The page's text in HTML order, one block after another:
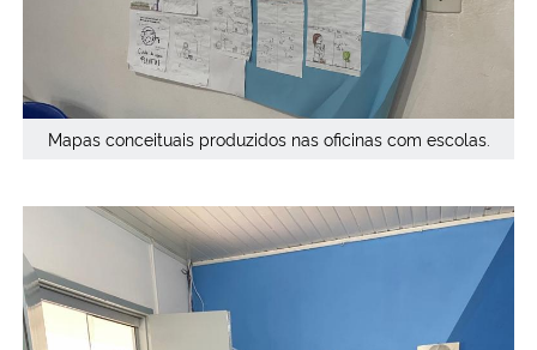
Mapas conceituais produzidos nas oficinas com escolas.